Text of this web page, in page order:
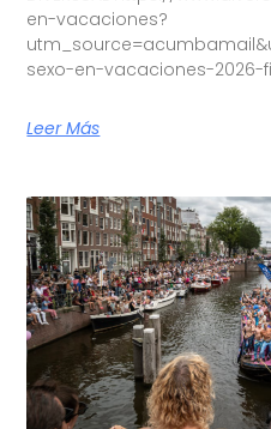
en-vacaciones?
sexo-en-vacaciones-2026-
Leer Más